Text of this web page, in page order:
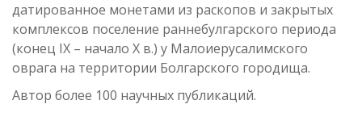
датированное монетами из раскопов и закрытых
комплексов поселение раннебулгарского периода
(конец IХ – начало Х в.) у Малоиерусалимского
оврага на территории Болгарского городища.
Автор более 100 научных публикаций.